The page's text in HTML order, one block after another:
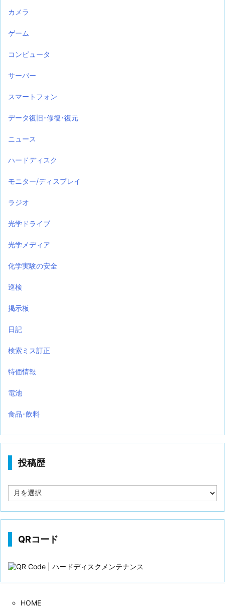
カメラ
ゲーム
コンピュータ
サーバー
スマートフォン
データ復旧･修復･復元
ニュース
ハードディスク
モニター/ディスプレイ
ラジオ
光学ドライブ
光学メディア
化学実験の安全
巡検
掲示板
日記
検索ミス訂正
特価情報
電池
食品･飲料
投稿歴
稿
QRコード
HOME